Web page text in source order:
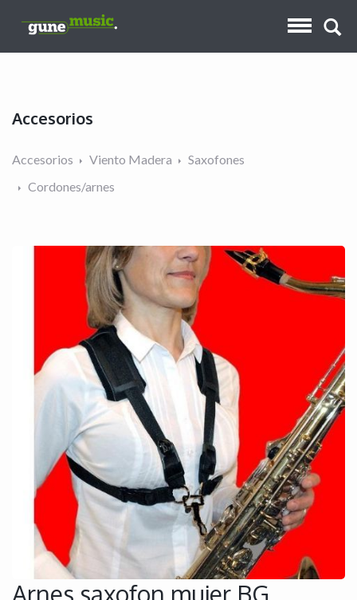
Accesorios
Accesorios Viento Madera
Saxofones
Cordones/arnes
Arnes saxofon mujer BG